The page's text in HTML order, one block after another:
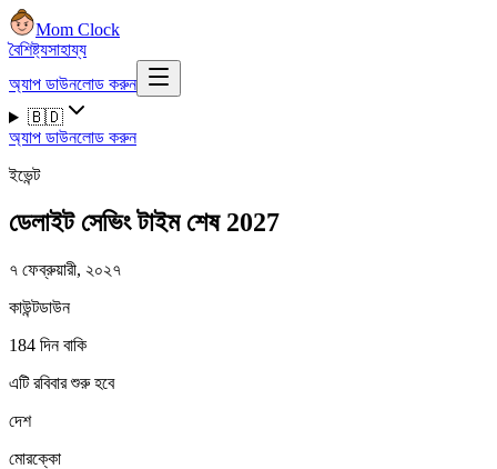
Mom Clock
বৈশিষ্ট্যসাহায্য
অ্যাপ ডাউনলোড করুন
🇧🇩
অ্যাপ ডাউনলোড করুন
ইভেন্ট
ডেলাইট সেভিং টাইম শেষ 2027
৭ ফেব্রুয়ারী, ২০২৭
কাউন্টডাউন
184 দিন বাকি
এটি রবিবার শুরু হবে
দেশ
মোরক্কো